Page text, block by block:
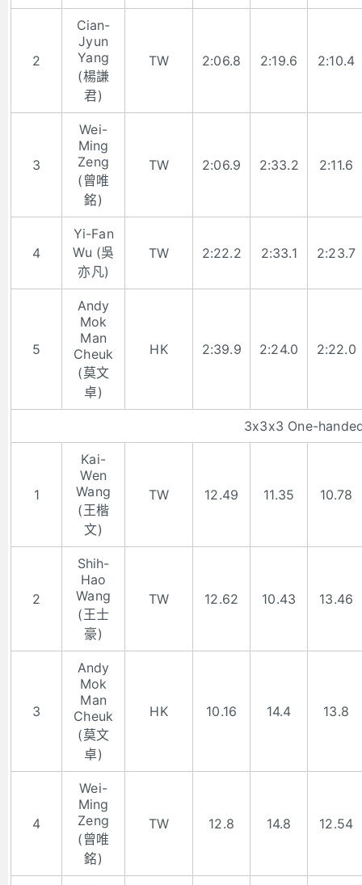
2
Cian-
Jyun
Yang
(楊謙
君)
TW 2:06.8 2:19.6 2:10.4
3
Wei-
Ming
Zeng
(曾唯
銘)
TW 2:06.9 2:33.2 2:11.6
4
Yi-Fan
Wu (吳
亦凡)
TW 2:22.2 2:33.1 2:23.7
5
Andy
Mok
Man
Cheuk
(莫文
卓)
HK 2:39.9 2:24.0 2:22.0
3x3x3 One-
1
Kai-
Wen
Wang
(王楷
文)
TW 12.49 11.35 10.78
2
Shih-
Hao
Wang
(王士
豪)
TW 12.62 10.43 13.46
3
Andy
Mok
Man
Cheuk
(莫文
卓)
HK 10.16 14.4 13.8
4
Wei-
Ming
Zeng
(曾唯
銘)
TW 12.8 14.8 12.54